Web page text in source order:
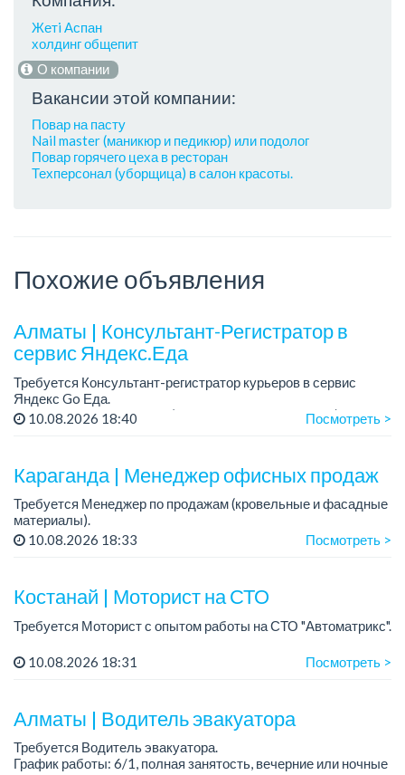
Жетi Аспан
холдинг общепит
О компании
Вакансии этой компании:
Повар на пасту
Nail master (маникюр и педикюр) или подолог
Повар горячего цеха в ресторан
Техперсонал (уборщица) в салон красоты.
Похожие объявления
Алматы | Консультант-Регистратор в
сервис Яндекс.Еда
Требуется Консультант-регистратор курьеров в сервис
Яндекс Go Еда.
Условия: работа в офисе (Абылай хана - Макатаева).
10.08.2026 18:40 Посмотреть >
Караганда | Менеджер офисных продаж
Требуется Менеджер по продажам (кровельные и фасадные
материалы).
Место работы: офис продаж в компании
10.08.2026 18:33 Посмотреть >
Костанай | Моторист на СТО
Требуется Моторист с опытом работы на СТО "Автоматрикс".
Условия:
10.08.2026 18:31 Посмотреть >
Алматы | Водитель эвакуатора
Требуется Водитель эвакуатора.
График работы: 6/1, полная занятость, вечерние или ночные